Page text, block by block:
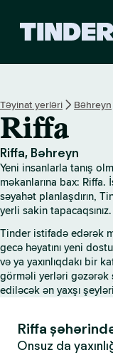
Təyinat yerləri Bəhreyn
Riffa
Riffa, Bəhreyn
Yeni insanlarla tanış
məkanlarına bax:
səyahət planlaşdırın,
yerli sakin tapacaqsınız.
Tinder istifadə edərək
gecə həyatını yeni
və ya yaxınlıqdakı bir
görməli yerləri gəzərək
ediləcək ən yaxşı
Riffa
Onsuz da